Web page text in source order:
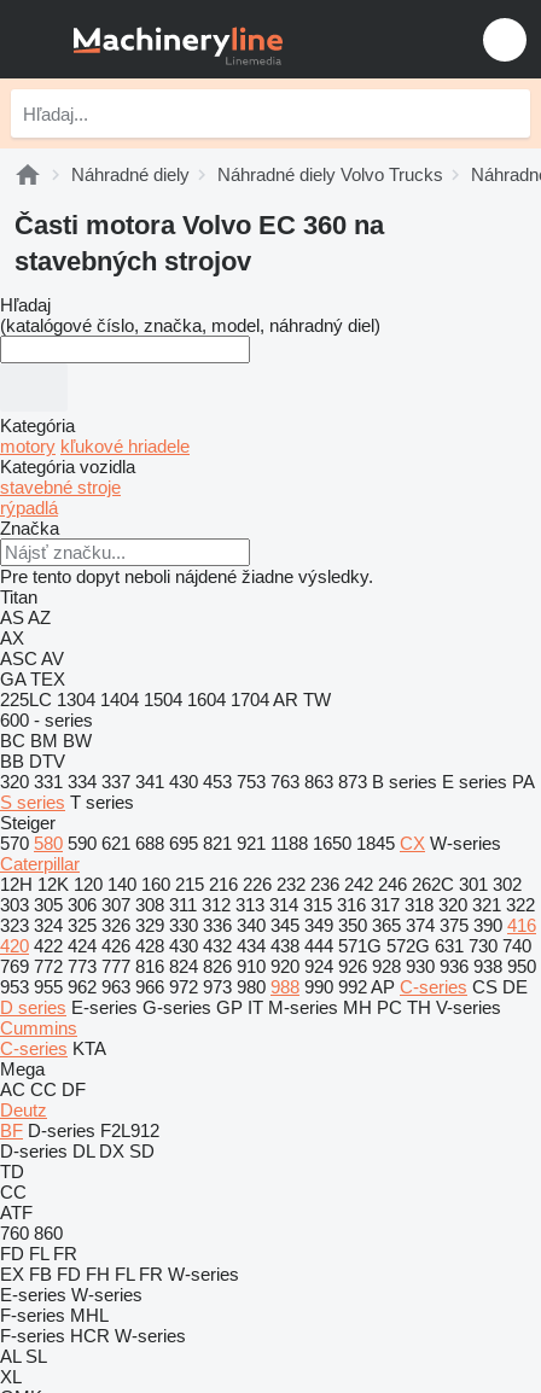
Náhradné diely Náhradné diely Volvo Trucks
Časti motora Volvo EC 360 na
stavebných strojov
Hľadaj
(katalógové číslo, značka, model, náhradný diel)
Kategória
motory kľukové hriadele
Kategória vozidla
stavebné stroje
rýpadlá
Značka
Pre tento dopyt neboli nájdené žiadne výsledky.
Titan
ASAZ
AX
ASC AV
GA TEX
225LC 1304 1404 1504 1604 1704AR TW
600 - series
BC BM BW
BB DTV
320 331 334 337 341 430 453 753 763 863 873 B series E series PA
S series T series
Steiger
570 580 590 621 688 695 821 921 1188 1650 1845 CX W-series
Caterpillar
12H 12K 120 140 160 215 216 226 232 236 242 246 262C 301 302
303 305 306 307 308 311 312 313 314 315 316 317 318 320 321 322
323 324 325 326 329 330 336 340 345 349 350 365 374 375 390 416
420 422 424 426 428 430 432 434 438 444 571G 572G 631 730 740
769 772 773 777 816 824 826 910 920 924 926 928 930 936 938 950
953 955 962 963 966 972 973 980 988 990 992AP C-series CS DE
D series E-series G-series GP IT M-series MH PC TH V-series
Cummins
C-series KTA
Mega
AC CC DF
Deutz
BF D-series F2L912
D-series DL DX SD
TD
CC
ATF
760 860
FD FL FR
EX FB FD FH FL FR W-series
E-series W-series
F-series MHL
F-series HCR W-series
AL SL
XL